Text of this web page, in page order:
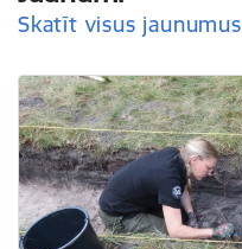
Skatīt visus jaunumus